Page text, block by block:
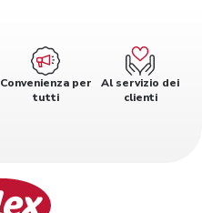
Convenienza per
tutti
Al servizio dei
clienti